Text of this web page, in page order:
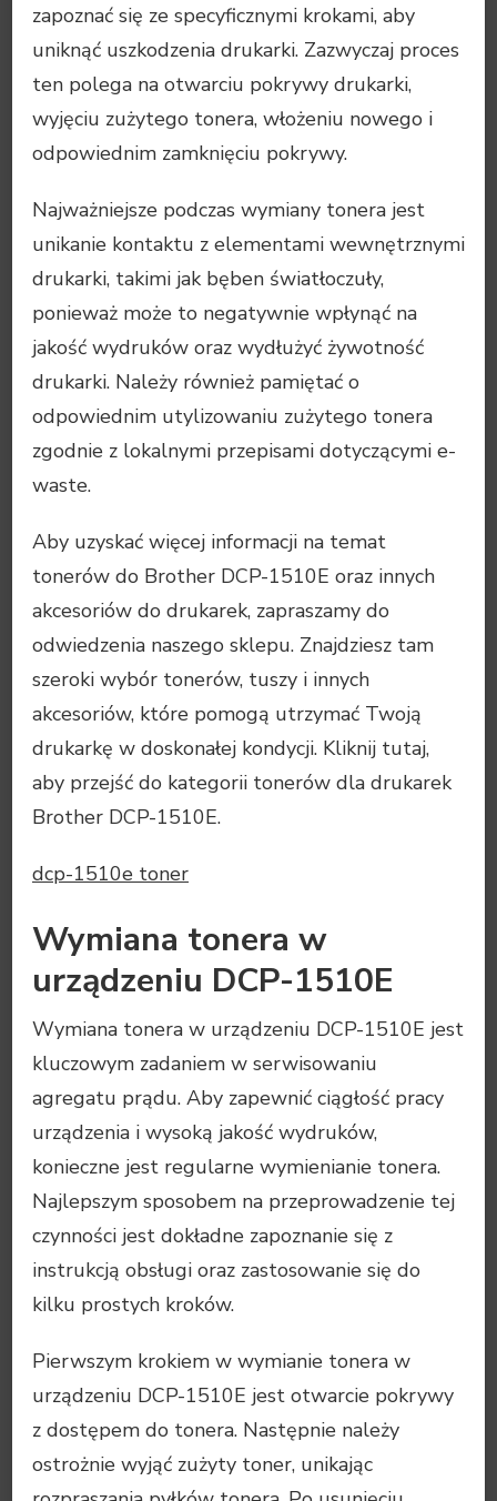
zapoznać się ze specyficznymi krokami, aby
uniknąć uszkodzenia drukarki. Zazwyczaj proces
ten polega na otwarciu pokrywy drukarki,
wyjęciu zużytego tonera, włożeniu nowego i
odpowiednim zamknięciu pokrywy.
Najważniejsze podczas wymiany tonera jest
unikanie kontaktu z elementami wewnętrznymi
drukarki, takimi jak bęben światłoczuły,
ponieważ może to negatywnie wpłynąć na
jakość wydruków oraz wydłużyć żywotność
drukarki. Należy również pamiętać o
odpowiednim utylizowaniu zużytego tonera
zgodnie z lokalnymi przepisami dotyczącymi e-
waste.
Aby uzyskać więcej informacji na temat
tonerów do Brother DCP-1510E oraz innych
akcesoriów do drukarek, zapraszamy do
odwiedzenia naszego sklepu. Znajdziesz tam
szeroki wybór tonerów, tuszy i innych
akcesoriów, które pomogą utrzymać Twoją
drukarkę w doskonałej kondycji. Kliknij tutaj,
aby przejść do kategorii tonerów dla drukarek
Brother DCP-1510E.
dcp-1510e toner
Wymiana tonera w
urządzeniu DCP-1510E
Wymiana tonera w urządzeniu DCP-1510E jest
kluczowym zadaniem w serwisowaniu
agregatu prądu. Aby zapewnić ciągłość pracy
urządzenia i wysoką jakość wydruków,
konieczne jest regularne wymienianie tonera.
Najlepszym sposobem na przeprowadzenie tej
czynności jest dokładne zapoznanie się z
instrukcją obsługi oraz zastosowanie się do
kilku prostych kroków.
Pierwszym krokiem w wymianie tonera w
urządzeniu DCP-1510E jest otwarcie pokrywy
z dostępem do tonera. Następnie należy
ostrożnie wyjąć zużyty toner, unikając